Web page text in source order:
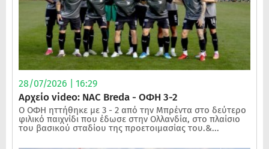
28/07/2026 | 16:29
Αρχείο video: NAC Breda - ΟΦΗ 3-2
Ο ΟΦΗ ηττήθηκε με 3 - 2 από την Μπρέντα στο δεύτερο
φιλικό παιχνίδι που έδωσε στην Ολλανδία, στο πλαίσιο
του βασικού σταδίου της προετοιμασίας του.&...